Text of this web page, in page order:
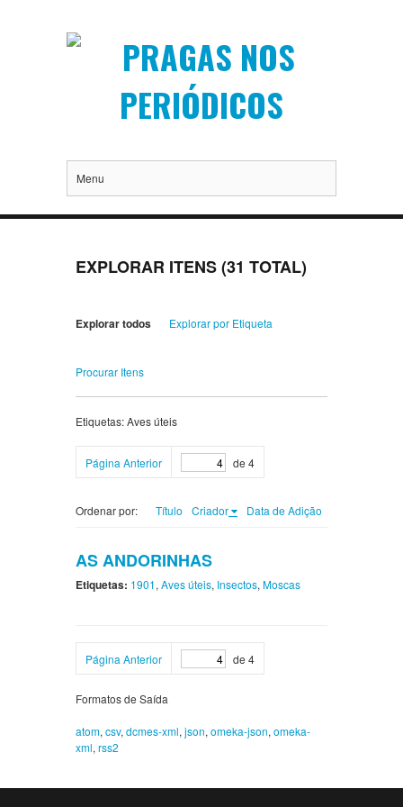
Menu
EXPLORAR ITENS (31 TOTAL)
Explorar todos Explorar por Etiqueta
Procurar Itens
Etiquetas: Aves úteis
Página Anterior de 4
Ordenar por: Título Criador Data de Adição
AS ANDORINHAS
Etiquetas: 1901, Aves úteis, Insectos, Moscas
Página Anterior de 4
Formatos de Saída
atom, csv, dcmes-xml, json, omeka-json, omeka-
xml, rss2